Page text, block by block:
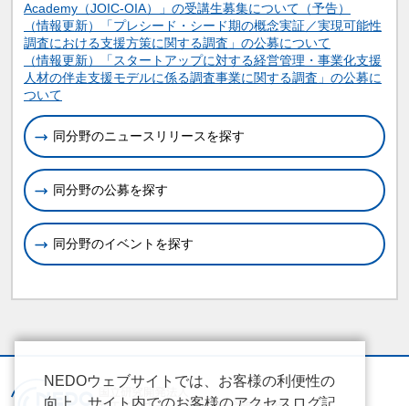
Academy（JOIC-OIA）」の受講生募集について（予告）
（情報更新）「プレシード・シード期の概念実証／実現可能性
調査における支援方策に関する調査」の公募について
（情報更新）「スタートアップに対する経営管理・事業化支援
人材の伴走支援モデルに係る調査事業に関する調査」の公募に
ついて
同分野のニュースリリースを探す
同分野の公募を探す
同分野のイベントを探す
NEDOウェブサイトでは、お客様の利便性の